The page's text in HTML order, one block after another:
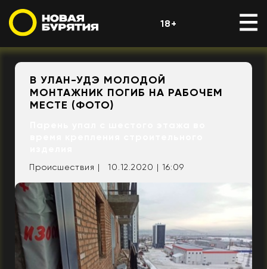
18+
В УЛАН-УДЭ МОЛОДОЙ
МОНТАЖНИК ПОГИБ НА РАБОЧЕМ
МЕСТЕ (ФОТО)
Происшествия | 10.12.2020 | 16:09